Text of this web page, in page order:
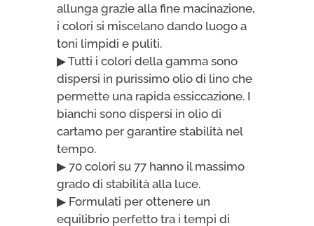
allunga grazie alla fine macinazione,
i colori si miscelano dando luogo a
toni limpidi e puliti.
▶ Tutti i colori della gamma sono
dispersi in purissimo olio di lino che
permette una rapida essiccazione. I
bianchi sono dispersi in olio di
cartamo per garantire stabilità nel
tempo.
▶ 70 colori su 77 hanno il massimo
grado di stabilità alla luce.
▶ Formulati per ottenere un
equilibrio perfetto tra i tempi di